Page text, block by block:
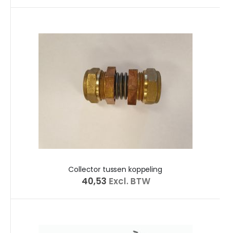
Collector tussen koppeling
€ 40,53 Excl. BTW